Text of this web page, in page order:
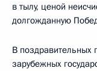
в тылу, ценой
долгожданную
В поздравительных
зарубежных